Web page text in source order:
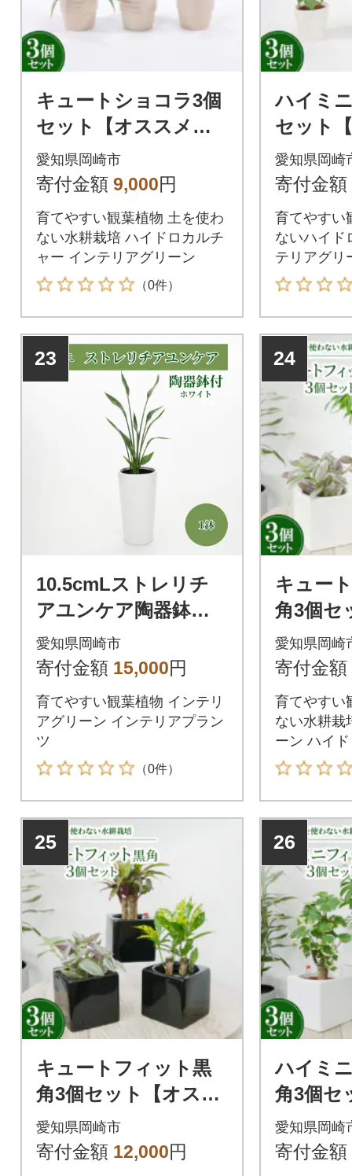
キュートショコラ3個
セット【オススメの
観葉植物でお届け】
愛知県岡崎市
寄付金額 9,000円
育てやすい観葉植物 土を使わ
ない水耕栽培 ハイドロカルチ
ャー インテリアグリーン
（0件）
ハイミ
セット
葉植物
愛知県岡崎
寄付金額
育てやすい
ないハイド
テリアグリ
23
10.5cmLストレリチ
アユンケア陶器鉢
付 ホワイト
愛知県岡崎市
寄付金額 15,000円
育てやすい観葉植物 インテリ
アグリーン インテリアプラン
ツ
（0件）
24
キュー
角3個セ
メの観
け】
愛知県岡崎
寄付金額
育てやすい
ない水耕栽
ーン ハイ
25
キュートフィット黒
角3個セット【オスス
メの観葉植物でお届
け】
愛知県岡崎市
寄付金額 12,000円
26
ハイミ
角3個セ
メの観
け】
愛知県岡崎
寄付金額